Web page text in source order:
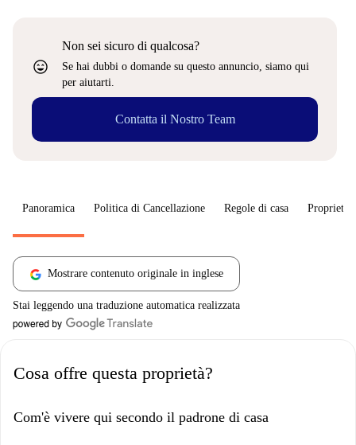
sentiment_very_satisfied
Non sei sicuro di qualcosa?
Se hai dubbi o domande su questo annuncio, siamo qui
per aiutarti.
Contatta il Nostro Team
Panoramica Politica di Cancellazione Regole di casa
Mostrare contenuto originale in inglese
Stai leggendo una traduzione automatica realizzata
Cosa offre questa proprietà?
Com'è vivere qui secondo il padrone di casa